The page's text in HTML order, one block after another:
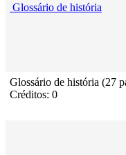
Glossário de história
Glossário de história (27
Créditos: 0